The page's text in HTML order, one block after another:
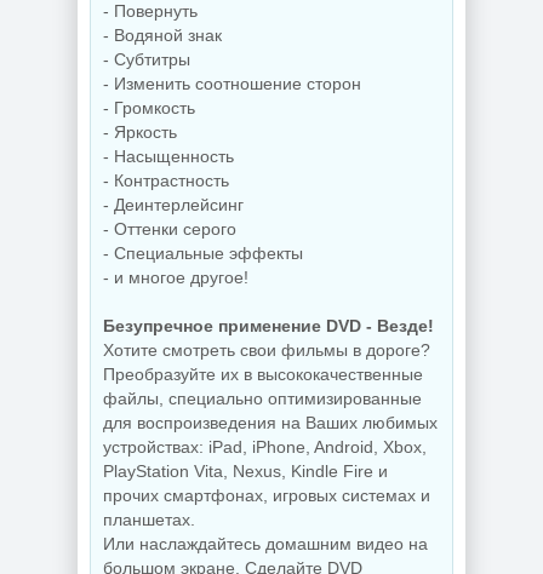
- Повернуть
- Водяной знак
- Субтитры
- Изменить соотношение сторон
- Громкость
- Яркость
- Насыщенность
- Контрастность
- Деинтерлейсинг
- Оттенки серого
- Специальные эффекты
- и многое другое!
Безупречное применение DVD - Везде!
Хотите смотреть свои фильмы в дороге?
Преобразуйте их в высококачественные
файлы, специально оптимизированные
для воспроизведения на Ваших любимых
устройствах: iPad, iPhone, Android, Xbox,
PlayStation Vita, Nexus, Kindle Fire и
прочих смартфонах, игровых системах и
планшетах.
Или наслаждайтесь домашним видео на
большом экране. Сделайте DVD